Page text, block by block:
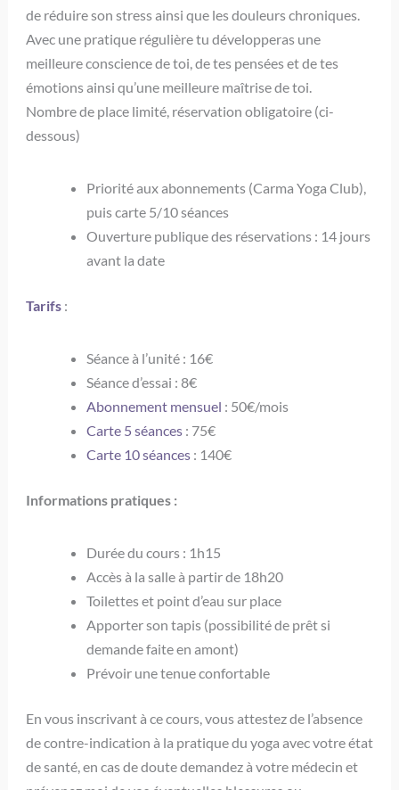
de réduire son stress ainsi que les douleurs chroniques.
Avec une pratique régulière tu développeras une
meilleure conscience de toi, de tes pensées et de tes
émotions ainsi qu’une meilleure maîtrise de toi.
Nombre de place limité, réservation obligatoire (ci-
dessous)
Priorité aux abonnements (Carma Yoga Club),
puis carte 5/10 séances
Ouverture publique des réservations : 14 jours
avant la date
Tarifs:
Séance à l’unité : 16€
Séance d’essai : 8€
Abonnement mensuel : 50€/mois
Carte 5 séances: 75€
Carte 10 séances: 140€
Informations pratiques :
Durée du cours : 1h15
Accès à la salle à partir de 18h20
Toilettes et point d’eau sur place
Apporter son tapis (possibilité de prêt si
demande faite en amont)
Prévoir une tenue confortable
En vous inscrivant à ce cours, vous attestez de l’absence
de contre-indication à la pratique du yoga avec votre état
de santé, en cas de doute demandez à votre médecin et